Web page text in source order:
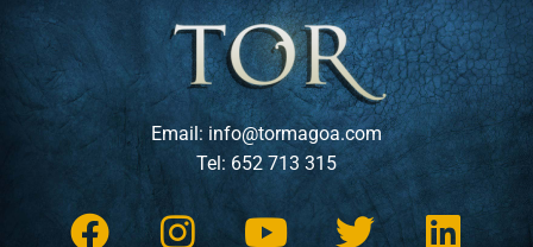
Email: info@tormagoa.com
Tel: 652 713 315